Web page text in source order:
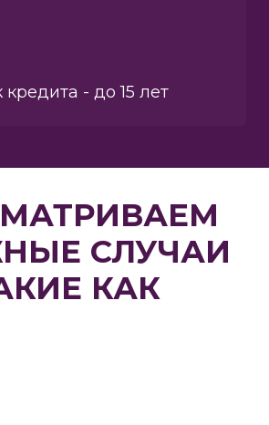
кредита - до 15 лет
СЛУЧАИ
КАК